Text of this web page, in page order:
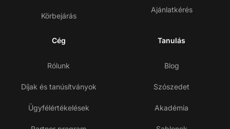
Körbejárás
Ajánlatkérés
Cég
Rólunk
Díjak és tanúsítványok
Ügyfélértékelések
Tanulás
Blog
Szószedet
Akadémia